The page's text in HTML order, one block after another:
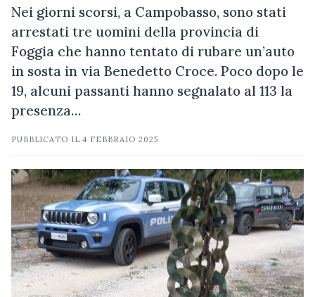
Nei giorni scorsi, a Campobasso, sono stati
arrestati tre uomini della provincia di
Foggia che hanno tentato di rubare un’auto
in sosta in via Benedetto Croce. Poco dopo le
19, alcuni passanti hanno segnalato al 113 la
presenza…
PUBBLICATO IL4 FEBBRAIO 2025